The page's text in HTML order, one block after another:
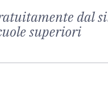
dal
superiori